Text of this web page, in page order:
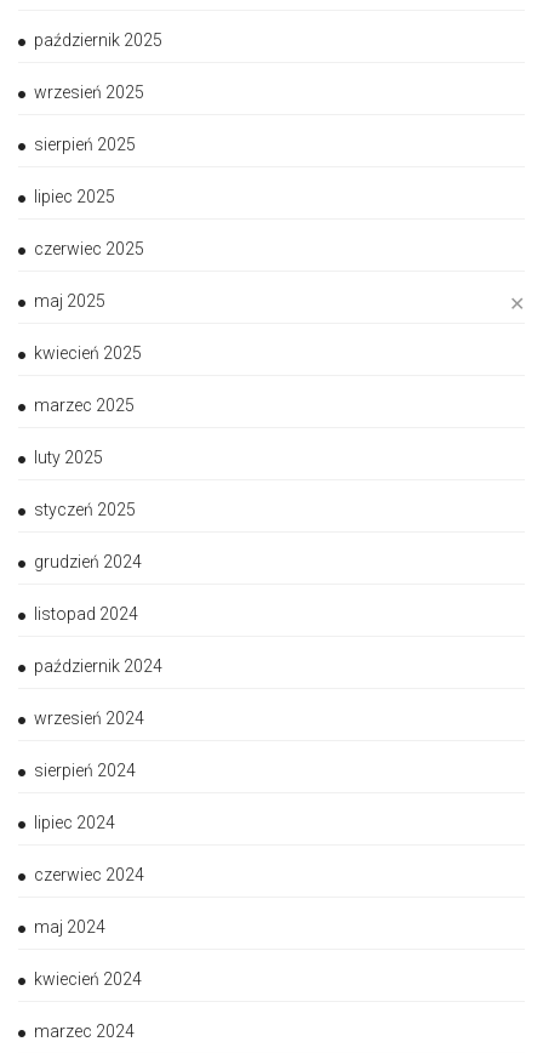
✕
październik 2025
wrzesień 2025
sierpień 2025
lipiec 2025
czerwiec 2025
maj 2025
kwiecień 2025
marzec 2025
luty 2025
styczeń 2025
grudzień 2024
listopad 2024
październik 2024
wrzesień 2024
sierpień 2024
lipiec 2024
czerwiec 2024
maj 2024
kwiecień 2024
marzec 2024